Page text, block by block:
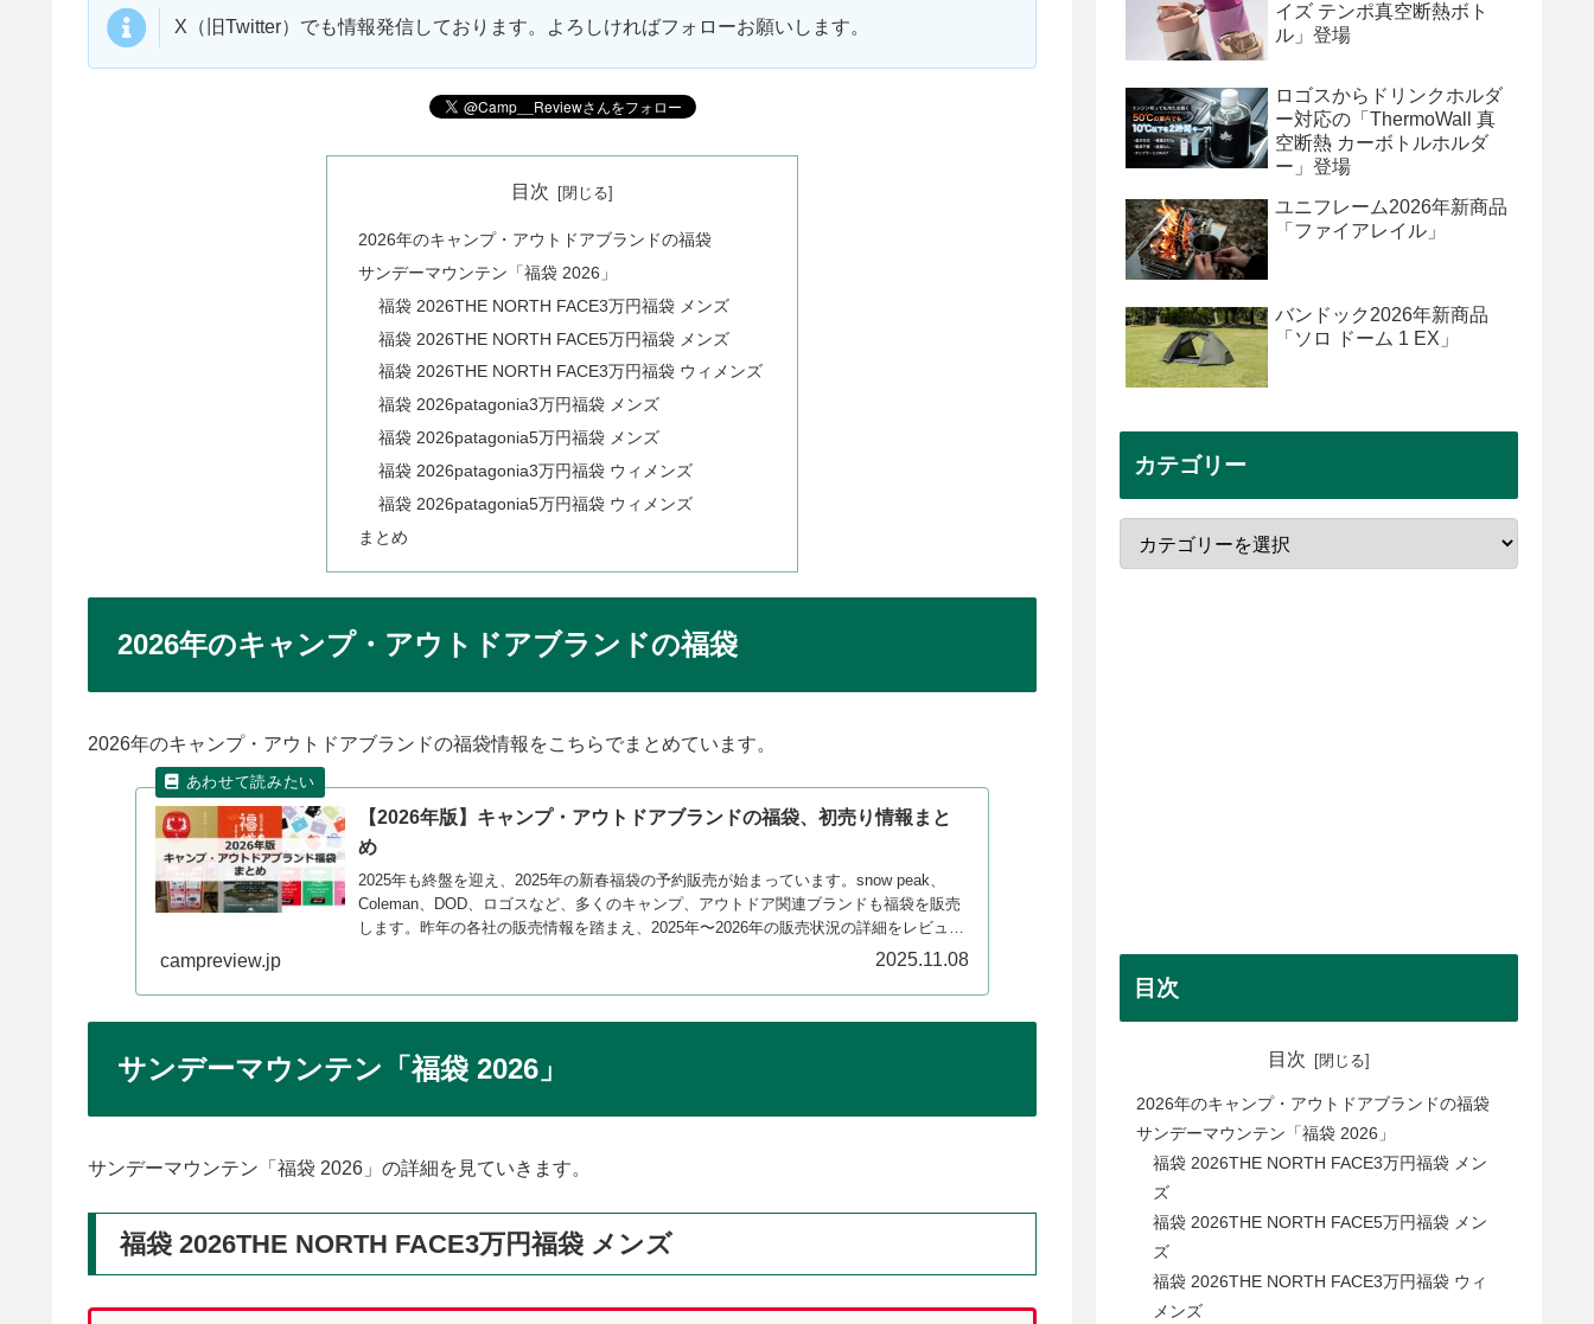
X（旧Twitter）でも情報発信しております。よろしければフォローお願いします。
目次
2026年のキャンプ・アウトドアブランドの福袋
サンデーマウンテン「福袋 2026」
福袋 2026THE NORTH FACE3万円福袋 メンズ
福袋 2026THE NORTH FACE5万円福袋 メンズ
福袋 2026THE NORTH FACE3万円福袋 ウィメンズ
福袋 2026patagonia3万円福袋 メンズ
福袋 2026patagonia5万円福袋 メンズ
福袋 2026patagonia3万円福袋 ウィメンズ
福袋 2026patagonia5万円福袋 ウィメンズ
まとめ
2026年のキャンプ・アウトドアブランドの福袋
2026年のキャンプ・アウトドアブランドの福袋情報をこちらでまとめています。
【2026年版】キャンプ・アウトドアブランドの福袋、初売り情報まと
め
2025年も終盤を迎え、2025年の新春福袋の予約販売が始まっています。snow peak、
Coleman、DOD、ロゴスなど、多くのキャンプ、アウトドア関連ブランドも福袋を販売
します。昨年の各社の販売情報を踏まえ、2025年〜2026年の販売状況の詳細をレビュー
campreview.jp 2025.11.08
サンデーマウンテン「福袋 2026」
サンデーマウンテン「福袋 2026」の詳細を見ていきます。
福袋 2026THE NORTH FACE3万円福袋 メンズ
イズ テンポ真空断熱ボト
ル」登場
ロゴスからドリンクホルダ
ー対応の「ThermoWall 真
空断熱 カーボトルホルダ
ー」登場
ユニフレーム2026年新商品
「ファイアレイル」
バンドック2026年新商品
「ソロ ドーム 1 EX」
カテゴリー
目次
目次
2026年のキャンプ・アウトドアブランドの福袋
サンデーマウンテン「福袋 2026」
福袋 2026THE NORTH FACE3万円福袋 メン
ズ
福袋 2026THE NORTH FACE5万円福袋 メン
ズ
福袋 2026THE NORTH FACE3万円福袋 ウィ
メンズ